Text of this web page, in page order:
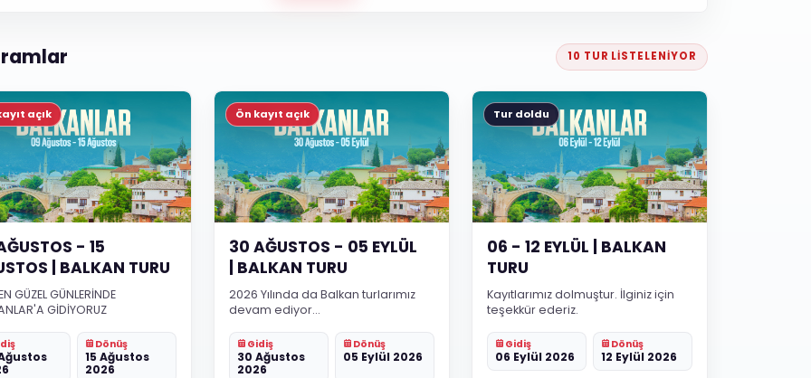
10 TUR LISTELENIYOR
açık
- 15
| BALKAN TURU
GÜZEL GÜNLERİNDE
GİDİYORUZ
Dönüş
15 Ağustos
2026
Ön kayıt açık
30 AĞUSTOS - 05 EYLÜL
| BALKAN TURU
2026 Yılında da Balkan turlarımız
devam ediyor...
Gidiş
30 Ağustos
2026
Dönüş
05 Eylül 2026
Tur doldu
06 - 12 EYLÜL | BALKAN
TURU
Kayıtlarımız dolmuştur. İlginiz için
teşekkür ederiz.
Gidiş
06 Eylül 2026
Dönüş
12 Eylül 2026